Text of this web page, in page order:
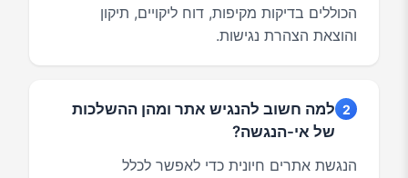
הכוללים בדיקות מקיפות, דוח ליקויים, תיקון
והוצאת הצהרת נגישות.
2 למה חשוב להנגיש אתר ומהן ההשלכות
של אי-הנגשה?
הנגשת אתרים חיונית כדי לאפשר לכלל